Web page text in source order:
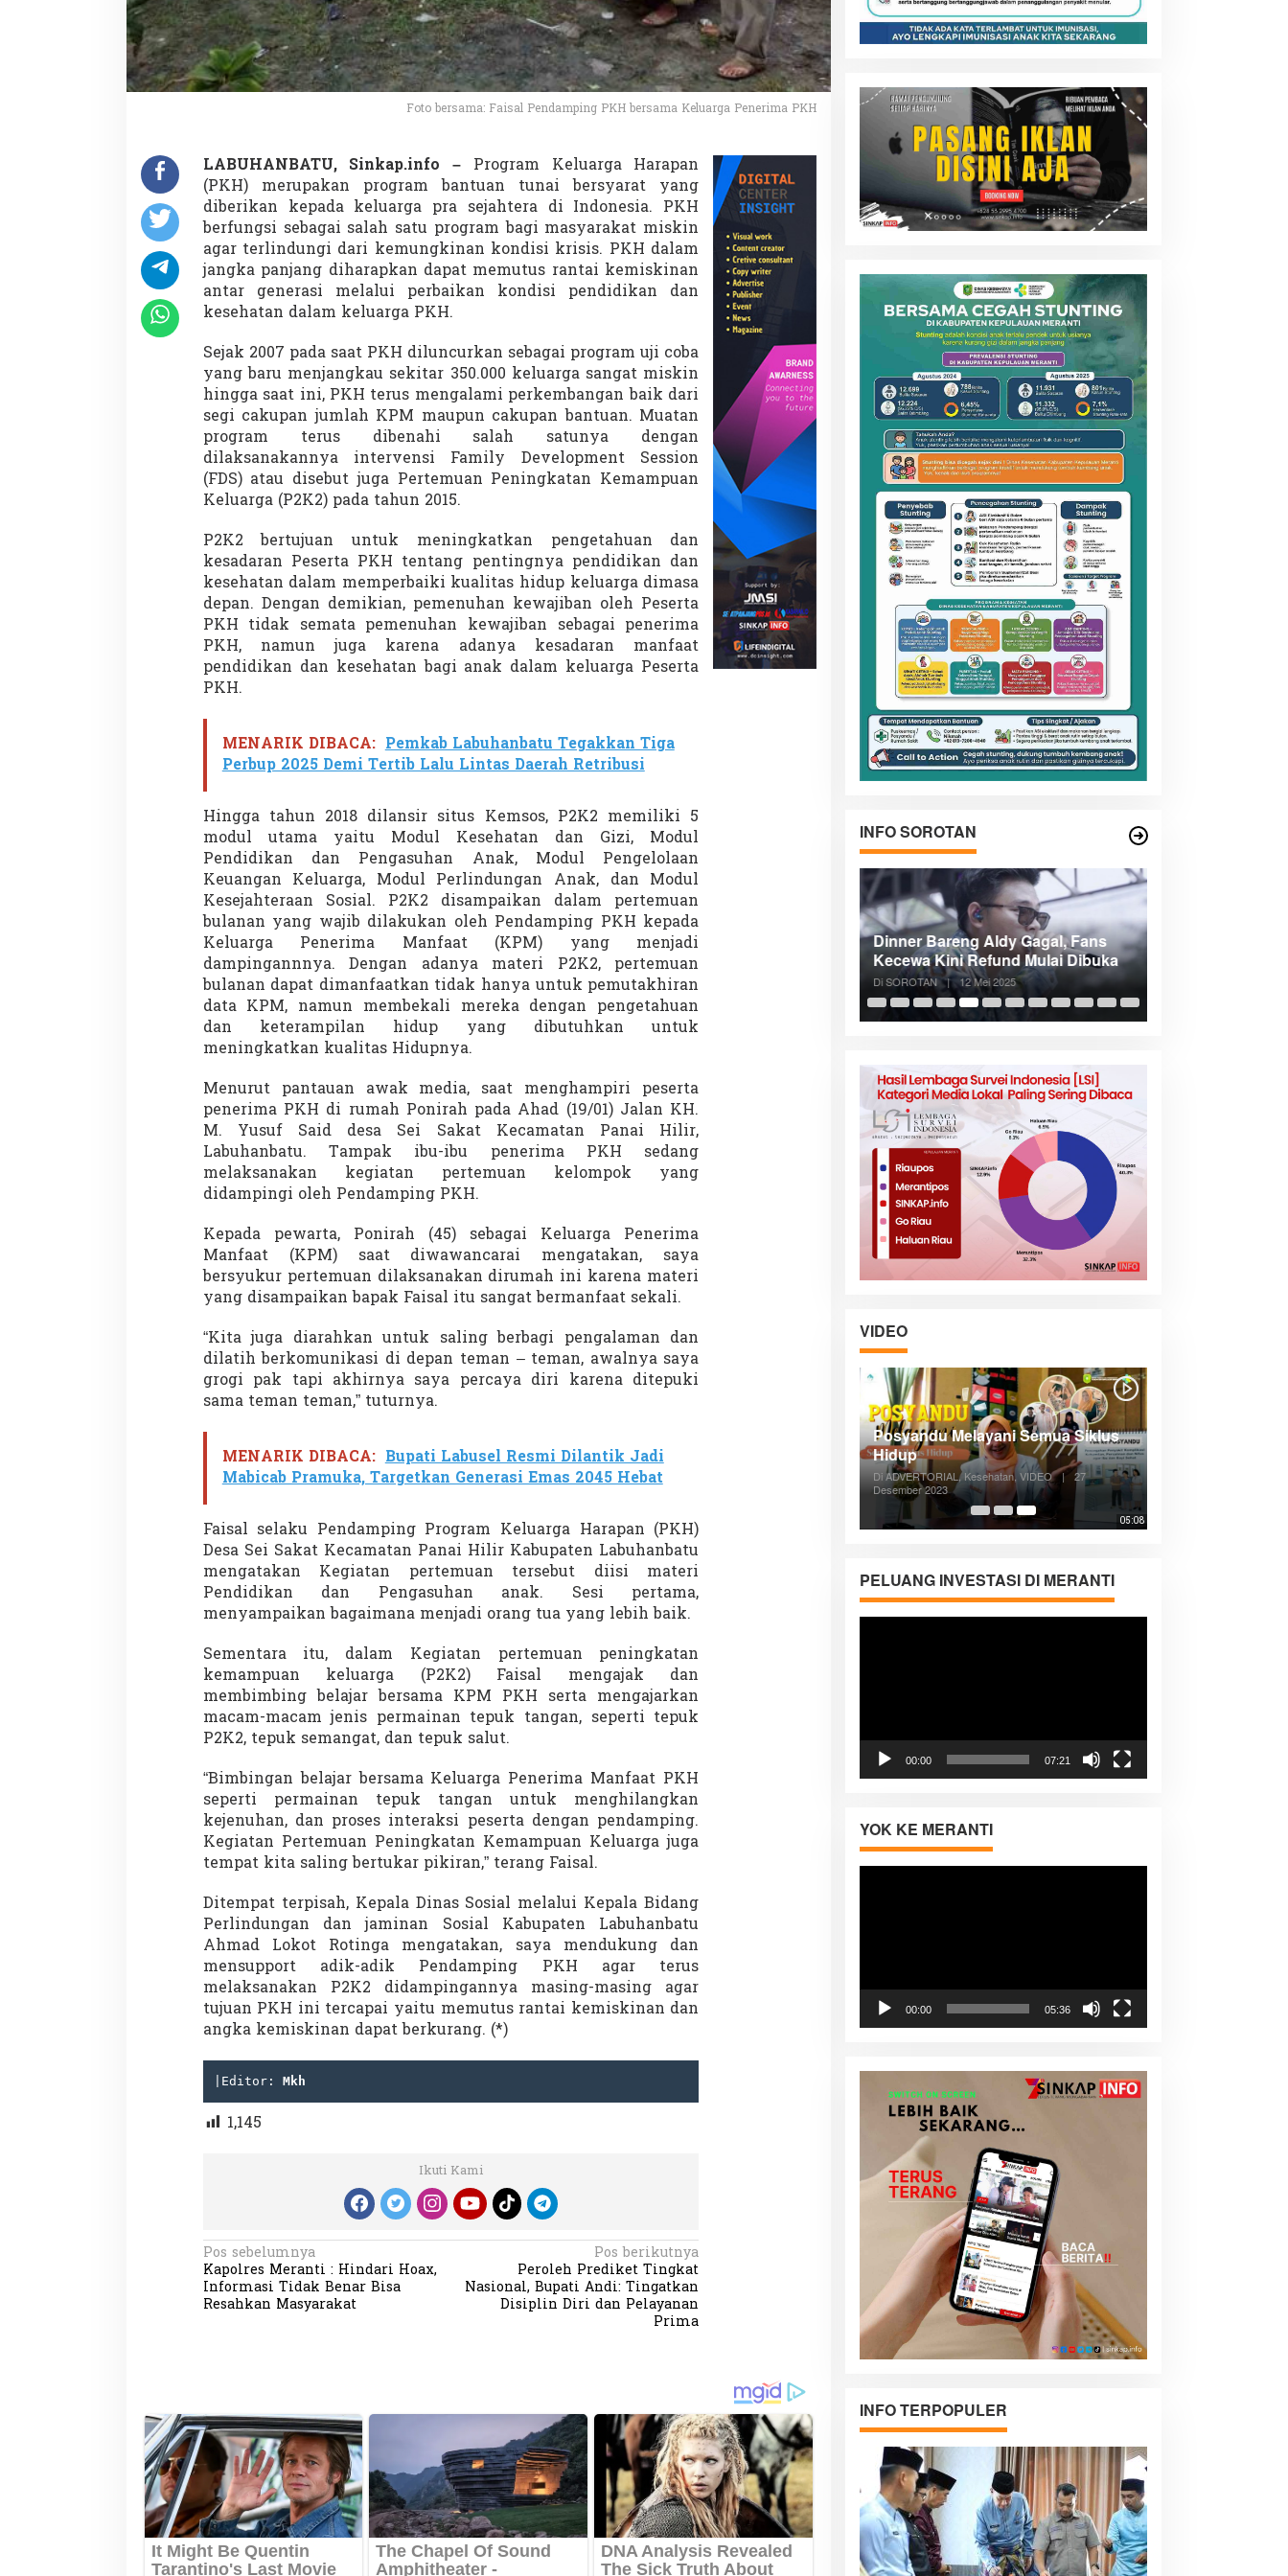
l
i
P
e
n
g
e
h
u
a
n
P
2
K
2
Foto bersama: Faisal Pendamping PKH bersama Keluarga Penerima PKH
LABUHANBATU, Sinkap.info – Program Keluarga Harapan
(PKH) merupakan program bantuan tunai bersyarat yang
diberikan kepada keluarga pra sejahtera di Indonesia. PKH
berfungsi sebagai salah satu program bagi masyarakat miskin
agar terlindungi dari kemungkinan kondisi krisis. PKH dalam
jangka panjang diharapkan dapat memutus rantai kemiskinan
antar generasi melalui perbaikan kondisi pendidikan dan
kesehatan dalam keluarga PKH.
Sejak 2007 pada saat PKH diluncurkan sebagai program uji coba
yang baru menjangkau sekitar 350.000 keluarga sangat miskin
hingga saat ini, PKH terus mengalami perkembangan baik dari
segi cakupan jumlah KPM maupun cakupan bantuan. Muatan
program terus dibenahi salah satunya dengan
dilaksanakannya intervensi Family Development Session
(FDS) atau disebut juga Pertemuan Peningkatan Kemampuan
Keluarga (P2K2) pada tahun 2015.
P2K2 bertujuan untuk meningkatkan pengetahuan dan
kesadaran Peserta PKH tentang pentingnya pendidikan dan
kesehatan dalam memperbaiki kualitas hidup keluarga dimasa
depan. Dengan demikian, pemenuhan kewajiban oleh Peserta
PKH tidak semata pemenuhan kewajiban sebagai penerima
PKH, namun juga karena adanya kesadaran manfaat
pendidikan dan kesehatan bagi anak dalam keluarga Peserta
PKH.
MENARIK DIBACA: Pemkab Labuhanbatu Tegakkan Tiga
Perbup 2025 Demi Tertib Lalu Lintas Daerah Retribusi
Hingga tahun 2018 dilansir situs Kemsos, P2K2 memiliki 5
modul utama yaitu Modul Kesehatan dan Gizi, Modul
Pendidikan dan Pengasuhan Anak, Modul Pengelolaan
Keuangan Keluarga, Modul Perlindungan Anak, dan Modul
Kesejahteraan Sosial. P2K2 disampaikan dalam pertemuan
bulanan yang wajib dilakukan oleh Pendamping PKH kepada
Keluarga Penerima Manfaat (KPM) yang menjadi
dampingannnya. Dengan adanya materi P2K2, pertemuan
bulanan dapat dimanfaatkan tidak hanya untuk pemutakhiran
data KPM, namun membekali mereka dengan pengetahuan
dan keterampilan hidup yang dibutuhkan untuk
meningkatkan kualitas Hidupnya.
Menurut pantauan awak media, saat menghampiri peserta
penerima PKH di rumah Ponirah pada Ahad (19/01) Jalan KH.
M. Yusuf Said desa Sei Sakat Kecamatan Panai Hilir,
Labuhanbatu. Tampak ibu-ibu penerima PKH sedang
melaksanakan kegiatan pertemuan kelompok yang
didampingi oleh Pendamping PKH.
Kepada pewarta, Ponirah (45) sebagai Keluarga Penerima
Manfaat (KPM) saat diwawancarai mengatakan, saya
bersyukur pertemuan dilaksanakan dirumah ini karena materi
yang disampaikan bapak Faisal itu sangat bermanfaat sekali.
“Kita juga diarahkan untuk saling berbagi pengalaman dan
dilatih berkomunikasi di depan teman – teman, awalnya saya
grogi pak tapi akhirnya saya percaya diri karena ditepuki
sama teman teman,” tuturnya.
MENARIK DIBACA: Bupati Labusel Resmi Dilantik Jadi
Mabicab Pramuka, Targetkan Generasi Emas 2045 Hebat
Faisal selaku Pendamping Program Keluarga Harapan (PKH)
Desa Sei Sakat Kecamatan Panai Hilir Kabupaten Labuhanbatu
mengatakan Kegiatan pertemuan tersebut diisi materi
Pendidikan dan Pengasuhan anak. Sesi pertama,
menyampaikan bagaimana menjadi orang tua yang lebih baik.
Sementara itu, dalam Kegiatan pertemuan peningkatan
kemampuan keluarga (P2K2) Faisal mengajak dan
membimbing belajar bersama KPM PKH serta mengajarkan
macam-macam jenis permainan tepuk tangan, seperti tepuk
P2K2, tepuk semangat, dan tepuk salut.
“Bimbingan belajar bersama Keluarga Penerima Manfaat PKH
seperti permainan tepuk tangan untuk menghilangkan
kejenuhan, dan proses interaksi peserta dengan pendamping.
Kegiatan Pertemuan Peningkatan Kemampuan Keluarga juga
tempat kita saling bertukar pikiran,” terang Faisal.
Ditempat terpisah, Kepala Dinas Sosial melalui Kepala Bidang
Perlindungan dan jaminan Sosial Kabupaten Labuhanbatu
Ahmad Lokot Rotinga mengatakan, saya mendukung dan
mensupport adik-adik Pendamping PKH agar terus
melaksanakan P2K2 didampingannya masing-masing agar
tujuan PKH ini tercapai yaitu memutus rantai kemiskinan dan
angka kemiskinan dapat berkurang. (*)
|Editor: Mkh
1,145
Ikuti Kami
N
a
v
s
i
p
o
s
Pos sebelumnya
Kapolres Meranti : Hindari Hoax,
Informasi Tidak Benar Bisa
Resahkan Masyarakat
Pos berikutnya
Peroleh Prediket Tingkat
Nasional, Bupati Andi: Tingatkan
Disiplin Diri dan Pelayanan
Prima
INFO SOROTAN
Demonstrasi Gen-Z Guncang
Nepal, PM Mundur Mendadak
Setelah Gedung Parlemen Dibakar
12 September 2025
Menteri Nusron: Patok Batas Tanah
Cegah Konflik dan Dukung
Penataan Ruang
Di NASIONAL, SOROTAN 8 Agustus 2025
Rekognisi Sejarah Kerajaan Siak
dan Harapan Daerah Istimewa Riau
Di KOLOM, Opini, SOROTAN
Dinner Bareng Aldy Gagal, Fans
Kecewa Kini Refund Mulai Dibuka
Di SOROTAN | 12 Mei 2025
VIDEO
Pelayanan Sukarela Internasional
Diadakan di Nanjing
Di GLOBAL, VIDEO | 18 Januari 2024
Eksplore Meranti – Yok ke Meranti
Di Budaya, NASIONAL, VIDEO, Wisata
2024
05:08
Posyandu Melayani Semua Siklus
Hidup
Di ADVERTORIAL, Kesehatan, VIDEO |
27
Desember 2023
PELUANG INVESTASI DI MERANTI
00:00 07:21
YOK KE MERANTI
00:00 05:36
INFO TERPOPULER